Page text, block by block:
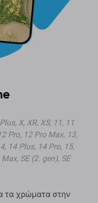
X, XR, XS, 11, 11
Pro, 12 Pro Max, 13,
14 Plus, 14 Pro, 15,
SE (2. gen), SE
τα χρώματα στην